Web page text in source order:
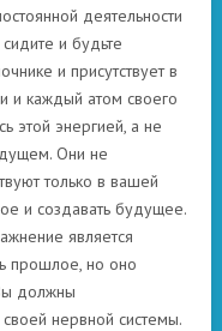
деятельности
и будьте
и присутствует в
и каждый атом своего
этой энергией, а не
Они не
только в вашей
и создавать будущее.
является
прошлое, но оно
должны
нервной системы.